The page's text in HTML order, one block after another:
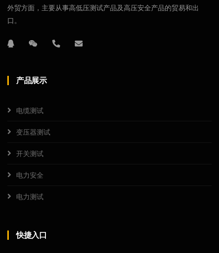
外贸方面，主要从事高低压测试产品及高压安全产品的贸易和出
口。
产品展示
电缆测试
变压器测试
开关测试
电力安全
电力测试
快捷入口